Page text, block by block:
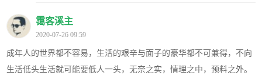
霭客溪主
2020-07-26 09:59
成年人的世界都不容易，生活的艰辛与面子的豪华都不可兼得，不向
生活低头生活就可能要低人一头，无奈之实，情理之中，预料之外。